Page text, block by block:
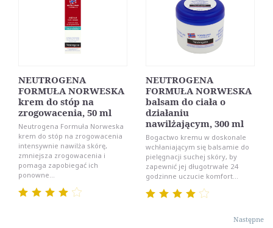
NEUTROGENA
FORMUŁA NORWESKA
krem do stóp na
zrogowacenia, 50 ml
Neutrogena Formuła Norweska
krem do stóp na zrogowacenia
intensywnie nawilża skórę,
zmniejsza zrogowacenia i
pomaga zapobiegać ich
ponowne...
NEUTROGENA
FORMUŁA NORWESKA
balsam do ciała o
działaniu
nawilżającym, 300 ml
Bogactwo kremu w doskonale
wchłaniającym się balsamie do
pielęgnacji suchej skóry, by
zapewnić jej długotrwałe 24
godzinne uczucie komfort...
Następne